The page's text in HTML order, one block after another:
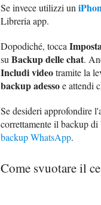
Se invece utilizzi un
Libreria app.
Dopodiché, tocca
suBackup delle chat.
Includi videotramite la
backup adessoe attendi
Se desideri approfondire
correttamente il backup
backup WhatsApp.
Come svuotare il